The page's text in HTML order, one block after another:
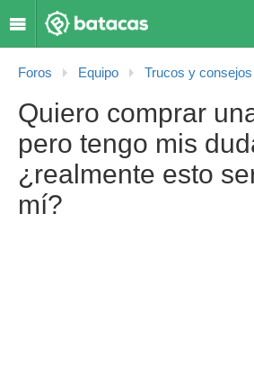
Foros Equipo Trucos y consejos
Quiero comprar
pero tengo mis
¿realmente esto
mí?